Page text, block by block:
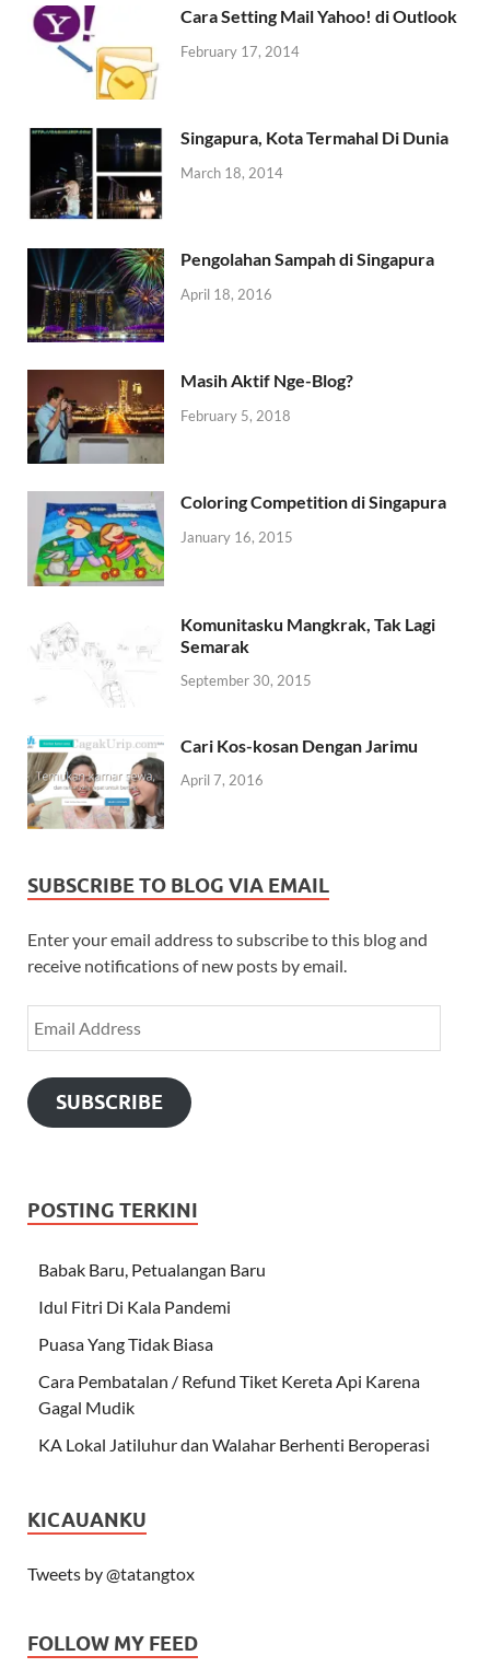
Cara Setting Mail Yahoo! di Outlook
February 17, 2014
Singapura, Kota Termahal Di Dunia
March 18, 2014
Pengolahan Sampah di Singapura
April 18, 2016
Masih Aktif Nge-Blog?
February 5, 2018
Coloring Competition di Singapura
January 16, 2015
Komunitasku Mangkrak, Tak Lagi
Semarak
September 30, 2015
Cari Kos-kosan Dengan Jarimu
April 7, 2016
SUBSCRIBE TO BLOG VIA EMAIL
Enter your email address to subscribe to this blog and
receive notifications of new posts by email.
SUBSCRIBE
POSTING TERKINI
Babak Baru, Petualangan Baru
Idul Fitri Di Kala Pandemi
Puasa Yang Tidak Biasa
Cara Pembatalan / Refund Tiket Kereta Api Karena
Gagal Mudik
KA Lokal Jatiluhur dan Walahar Berhenti Beroperasi
KICAUANKU
Tweets by @tatangtox
FOLLOW MY FEED